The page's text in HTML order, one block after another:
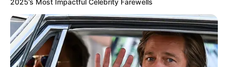
6ème: 6 HAMILTON FIRST
7ème: 10 ENIVRANTE
Les regrets ou en cas de non-partant: 11 FLASH ROYAL
2025’s Most Impactful Celebrity Farewells